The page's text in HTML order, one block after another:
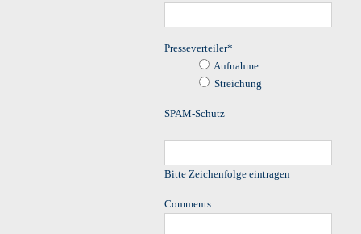
Presseverteiler*
Aufnahme
Streichung
SPAM-Schutz
Bitte Zeichenfolge eintragen
Comments